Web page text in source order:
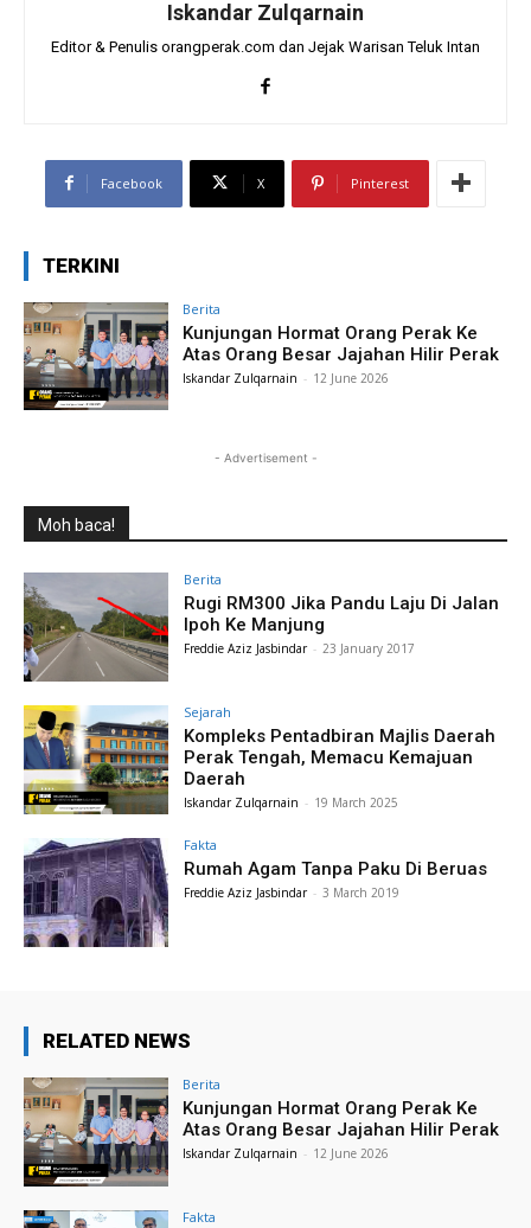
Iskandar Zulqarnain
Editor & Penulis orangperak.com dan Jejak Warisan Teluk Intan
Facebook X Pinterest
TERKINI
Berita
Kunjungan Hormat Orang Perak Ke
Atas Orang Besar Jajahan Hilir Perak
Iskandar Zulqarnain - 12 June 2026
- Advertisement -
Moh baca!
Berita
Rugi RM300 Jika Pandu Laju Di Jalan
Ipoh Ke Manjung
Freddie Aziz Jasbindar - 23 January 2017
Sejarah
Kompleks Pentadbiran Majlis Daerah
Perak Tengah, Memacu Kemajuan
Daerah
Iskandar Zulqarnain - 19 March 2025
Fakta
Rumah Agam Tanpa Paku Di Beruas
Freddie Aziz Jasbindar - 3 March 2019
RELATED NEWS
Berita
Kunjungan Hormat Orang Perak Ke
Atas Orang Besar Jajahan Hilir Perak
Iskandar Zulqarnain - 12 June 2026
Fakta